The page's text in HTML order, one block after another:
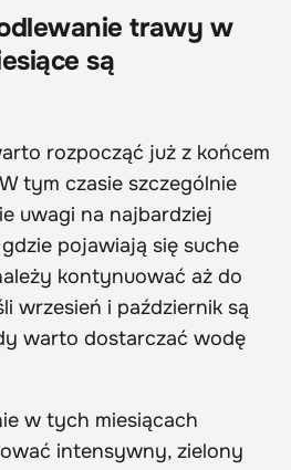
trawy w
są
rozpocząć już z końcem
tym czasie szczególnie
uwagi na najbardziej
pojawiają się suche
kontynuować aż do
wrzesień i październik są
warto dostarczać wodę
w tych miesiącach
intensywny, zielony